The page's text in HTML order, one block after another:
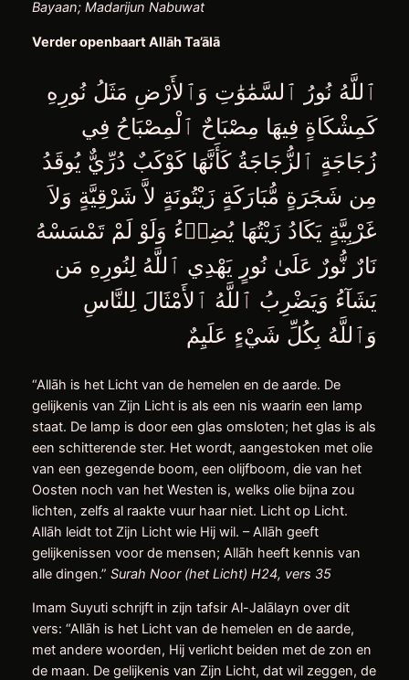
Bayaan; Madarijun Nabuwat
Verder openbaart Allāh Ta’ālā
كَمِشْكَاةٍ فِيهَا مِصْبَاحٌ ٱلْمِصْبَاحُ فِي
زُجَاجَةٍ ٱلزُّجَاجَةُ كَأَنَّهَا كَوْكَبٌ دُرِّيٌّ يُوقَدُ
مِن شَجَرَةٍ مُّبَارَكَةٍ زَيْتُونَةٍ لاَّ شَرْقِيَّةٍ وَلاَ
غَرْبِيَّةٍ يَكَادُ زَيْتُهَا يُضِيۤءُ وَلَوْ لَمْ تَمْسَسْهُ
نَارٌ نُّورٌ عَلَىٰ نُورٍ يَهْدِي ٱللَّهُ لِنُورِهِ مَن
يَشَآءُ وَيَضْرِبُ ٱللَّهُ ٱلأَمْثَالَ لِلنَّاسِ
وَٱللَّهُ بِكُلِّ شَيْءٍ عَلَيِمٌ
“Allāh is het Licht van de hemelen en de aarde. De
gelijkenis van Zijn Licht is als een nis waarin een lamp
staat. De lamp is door een glas omsloten; het glas is als
een schitterende ster. Het wordt, aangestoken met olie
van een gezegende boom, een olijfboom, die van het
Oosten noch van het Westen is, welks olie bijna zou
lichten, zelfs al raakte vuur haar niet. Licht op Licht.
Allāh leidt tot Zijn Licht wie Hij wil. – Allāh geeft
gelijkenissen voor de mensen; Allāh heeft kennis van
alle dingen.” Surah Noor (het Licht) H24, vers 35
Imam Suyuti schrijft in zijn tafsir Al-Jalālayn over dit
vers: “Allāh is het Licht van de hemelen en de aarde,
met andere woorden, Hij verlicht beiden met de zon en
de maan. De gelijkenis van Zijn Licht, dat wil zeggen, de